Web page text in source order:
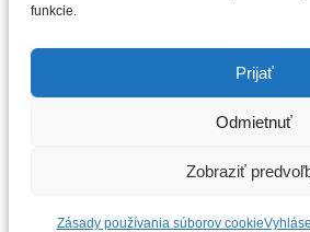
funkcie.
Prijať
Odmietnuť
Zobraziť
Zásady používania súborov cookie